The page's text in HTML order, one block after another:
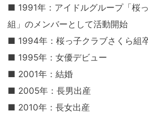
■ 1991年：アイドルグループ「桜
組」のメンバーとして活動開始
■ 1994年：桜っ子クラブさくら組
■ 1995年：女優デビュー
■ 2001年：結婚
■ 2005年：長男出産
■ 2010年：長女出産